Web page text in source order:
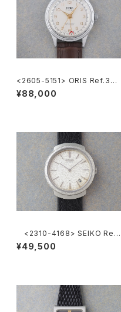
<2605-5151> ORIS Ref.302
-7285B ”POINTER DATE"
¥88,000
<2310-4168> SEIKO Ref.
2419-0010
¥49,500